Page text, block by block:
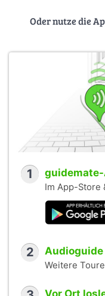
разрешенияавторов
Old
(CC
Oder nutze die
1
Im App-Store
2
Weitere
Vor Ort